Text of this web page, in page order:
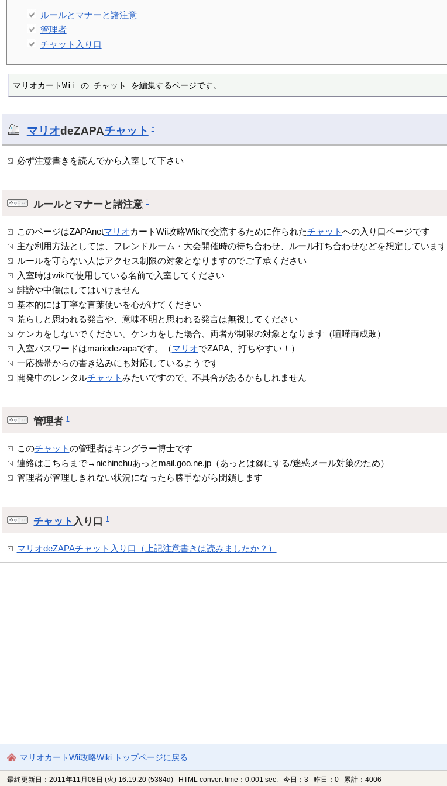
ルールとマナーと諸注意
管理者
チャット入り口
マリオカートWii の チャット を編集するページです。
マリオdeZAPAチャット †
必ず注意書きを読んでから入室して下さい
ルールとマナーと諸注意†
このページはZAPAnetマリオカートWii攻略Wikiで交流するために作られたチャットへの入り口ページです
主な利用方法としては、フレンドルーム・大会開催時の待ち合わせ、ルール打ち合わせなどを想定しています
ルールを守らない人はアクセス制限の対象となりますのでご了承ください
入室時はwikiで使用している名前で入室してください
誹謗や中傷はしてはいけません
基本的には丁寧な言葉使いを心がけてください
荒らしと思われる発言や、意味不明と思われる発言は無視してください
ケンカをしないでください。ケンカをした場合、両者が制限の対象となります（喧嘩両成敗）
入室パスワードはmariodezapaです。（マリオでZAPA、打ちやすい！）
一応携帯からの書き込みにも対応しているようです
開発中のレンタルチャットみたいですので、不具合があるかもしれません
管理者†
このチャットの管理者はキングラー博士です
連絡はこちらまで→nichinchuあっとmail.goo.ne.jp（あっとは@にする/迷惑メール対策のため）
管理者が管理しきれない状況になったら勝手ながら閉鎖します
チャット 入り口†
マリオdeZAPAチャット入り口（上記注意書きは読みましたか？）
マリオカートWii攻略Wiki トップページに戻る
最終更新日：2011年11月08日 (火) 16:19:20 (5384d) HTML convert time：0.001 sec. 今日：3 昨日：0 累計：4006